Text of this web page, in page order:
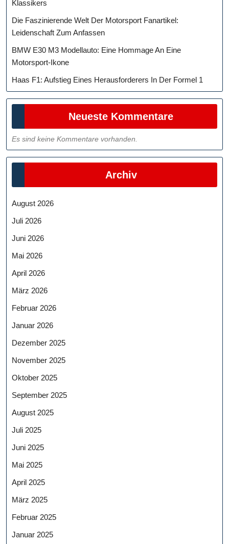
Klassikers
Die Faszinierende Welt Der Motorsport Fanartikel:
Leidenschaft Zum Anfassen
BMW E30 M3 Modellauto: Eine Hommage An Eine
Motorsport-Ikone
Haas F1: Aufstieg Eines Herausforderers In Der Formel 1
Neueste Kommentare
Es sind keine Kommentare vorhanden.
Archiv
August 2026
Juli 2026
Juni 2026
Mai 2026
April 2026
März 2026
Februar 2026
Januar 2026
Dezember 2025
November 2025
Oktober 2025
September 2025
August 2025
Juli 2025
Juni 2025
Mai 2025
April 2025
März 2025
Februar 2025
Januar 2025